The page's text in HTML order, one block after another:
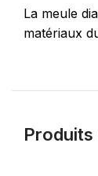
La meule
matériaux
Produits